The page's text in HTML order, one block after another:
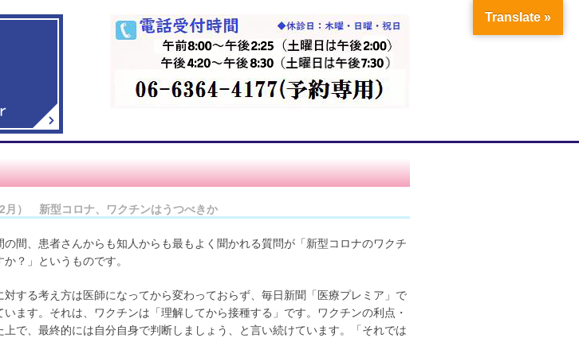
月） 新型コロナ、ワクチンはうつべきか
間、患者さんからも知人からも最もよく聞かれる質問が「新型コロナのワクチ
？」というものです。
する考え方は医師になってから変わっておらず、毎日新聞「医療プレミア」で
います。それは、ワクチンは「理解してから接種する」です。ワクチンの利点・
上で、最終的には自分自身で判断しましょう、と言い続けています。「それでは
Translate »